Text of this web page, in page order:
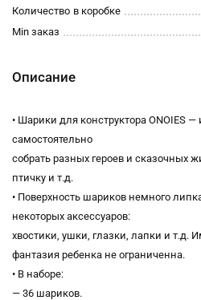
Количество в коробке
Min заказ
Описание
• Шарики для конструктора ONOIES
самостоятельно
собрать разных героев и сказочных
птичку и т.д.
• Поверхность шариков немного
некоторых аксессуаров:
хвостики, ушки, глазки, лапки и т.д.
фантазия ребенка не ограниченна.
• В наборе:
— 36 шариков.